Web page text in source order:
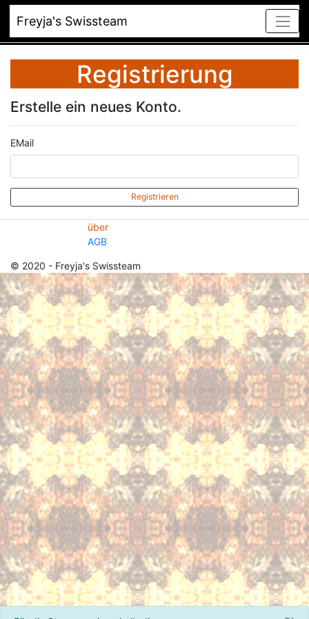
Freyja's Swissteam
Registrierung
Erstelle ein neues Konto.
EMail
Registrieren
über
AGB
© 2020 - Freyja's Swissteam